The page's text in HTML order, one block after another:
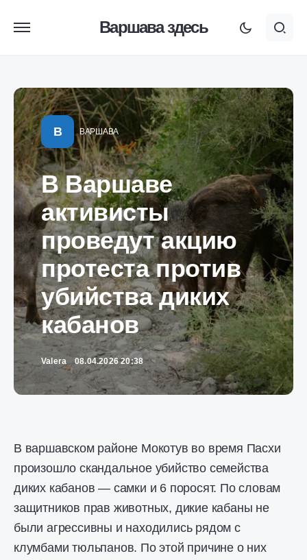
Варшава здесь
В ВАРШАВА
В Варшаве
активисты
проведут акцию
протеста против
убийства диких
кабанов
Valera 08.04.2026 20:38
В варшавском районе Мокотув во время Пасхи
произошло скандальное убийство семейства
диких кабанов — самки и 6 поросят. По словам
защитников прав животных, дикие кабаны не
были агрессивны и находились рядом с
клумбами тюльпанов. По этой причине о них